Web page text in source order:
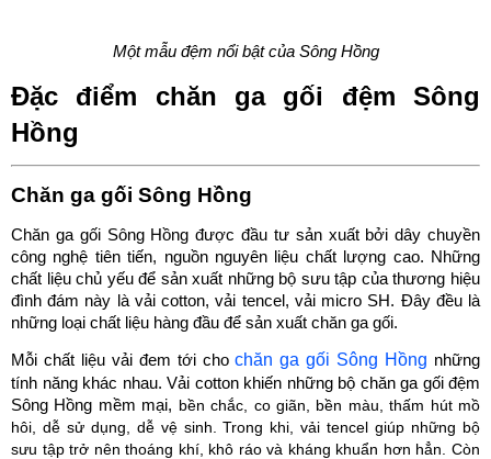
Một mẫu đệm nổi bật của Sông Hồng
Đặc điểm chăn ga gối đệm Sông
Hồng
Chăn ga gối Sông Hồng
Chăn ga gối Sông Hồng được đầu tư sản xuất bởi dây chuyền
công nghệ tiên tiến, nguồn nguyên liệu chất lượng cao. Những
chất liệu chủ yếu để sản xuất những bộ sưu tập của thương hiệu
đình đám này là vải cotton, vải tencel, vải micro SH. Đây đều là
những loại chất liệu hàng đầu để sản xuất chăn ga gối.
Mỗi chất liệu vải đem tới cho chăn ga gối Sông Hồng những
tính năng khác nhau. Vải cotton khiến những bộ chăn ga gối đệm
Sông Hồng mềm mại, bền chắc, co giãn, bền màu, thấm hút mồ
hôi, dễ sử dụng, dễ vệ sinh. Trong khi, vải tencel giúp những bộ
sưu tập trở nên thoáng khí, khô ráo và kháng khuẩn hơn hẳn. Còn